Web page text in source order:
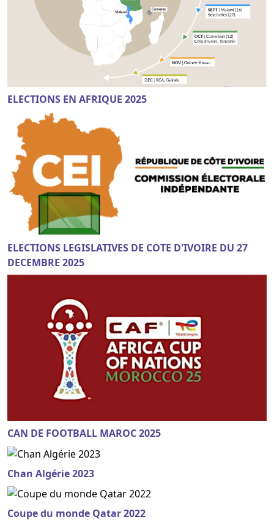
ELECTIONS EN AFRIQUE 2025
ELECTIONS LEGISLATIVES DE COTE D'IVOIRE DU 27
DECEMBRE 2025
CAN DE FOOTBALL MAROC 2025
Chan Algérie 2023
Coupe du monde Qatar 2022